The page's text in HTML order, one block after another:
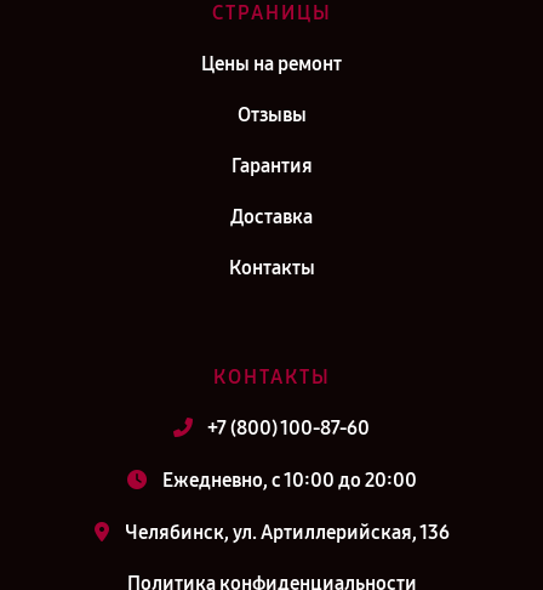
СТРАНИЦЫ
Цены на ремонт
Отзывы
Гарантия
Доставка
Контакты
КОНТАКТЫ
+7 (800) 100-87-60
Ежедневно, с 10:00 до 20:00
Челябинск, ул. Артиллерийская, 136
Политика конфиденциальности